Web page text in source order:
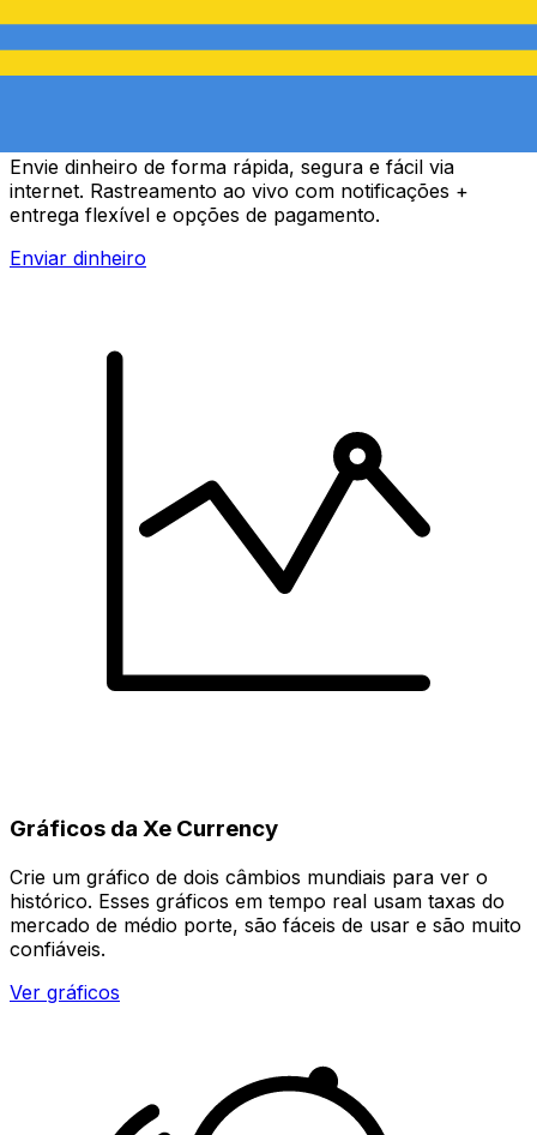
Envie dinheiro de forma rápida, segura e fácil via
internet. Rastreamento ao vivo com notificações +
entrega flexível e opções de pagamento.
Enviar dinheiro
Gráficos da Xe Currency
Crie um gráfico de dois câmbios mundiais para ver o
histórico. Esses gráficos em tempo real usam taxas do
mercado de médio porte, são fáceis de usar e são muito
confiáveis.
Ver gráficos